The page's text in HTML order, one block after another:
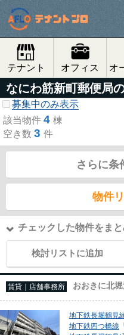
テナント オフィス オ
なにわ筋新町郵便局
募集中のみ表示
該当物件 4 棟
空き数 3 件
さらに条
物件
チェックした物件をま
検討リストに追加
賃貸｜店舗事務所 おおきに北
地下鉄長堀鶴見
地下鉄四つ橋線